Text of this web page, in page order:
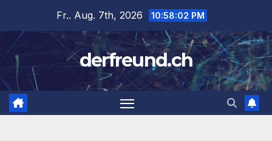
springen
Fr.. Aug. 7th, 2026 10:58:03 PM
derfreund.ch